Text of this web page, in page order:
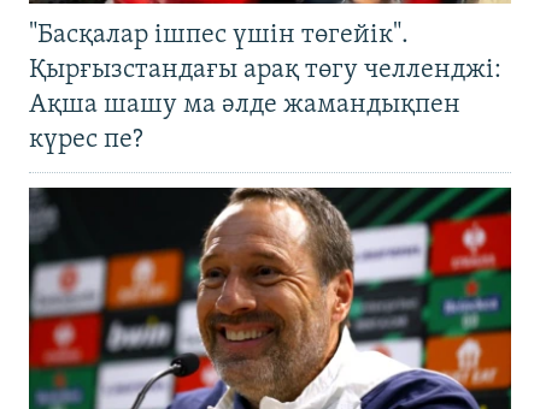
"Басқалар ішпес үшін төгейік".
Қырғызстандағы арақ төгу челленджі:
Ақша шашу ма әлде жамандықпен
күрес пе?